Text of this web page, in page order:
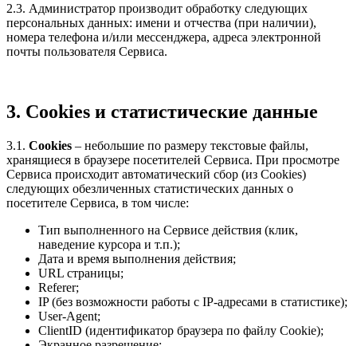
2.3. Администратор производит обработку следующих
персональных данных: имени и отчества (при наличии),
номера телефона и/или мессенджера, адреса электронной
почты пользователя Сервиса.
3. Cookies и статистические данные
3.1. Cookies – небольшие по размеру текстовые файлы,
хранящиеся в браузере посетителей Сервиса. При просмотре
Сервиса происходит автоматический сбор (из Cookies)
следующих обезличенных статистических данных о
посетителе Сервиса, в том числе:
Тип выполненного на Сервисе действия (клик,
наведение курсора и т.п.);
Дата и время выполнения действия;
URL страницы;
Referer;
IP (без возможности работы с IP-адресами в статистике);
User-Agent;
ClientID (идентификатор браузера по файлу Cookie);